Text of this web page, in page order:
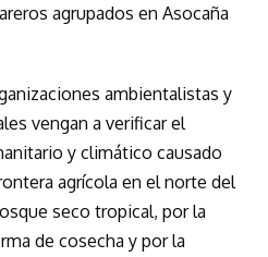
agrupados en Asocaña
ambientalistas y
vengan a verificar el
y climático causado
agrícola en el norte del
seco tropical, por la
de cosecha y por la